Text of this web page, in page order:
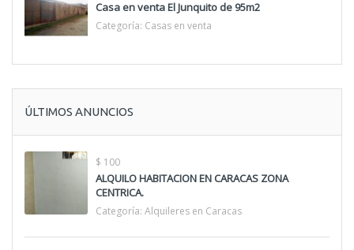
Casa en venta El Junquito de 95m2
Categoría: Casas en venta
ÚLTIMOS ANUNCIOS
$ 100
ALQUILO HABITACION EN CARACAS ZONA
CENTRICA.
Categoría: Alquileres en Caracas